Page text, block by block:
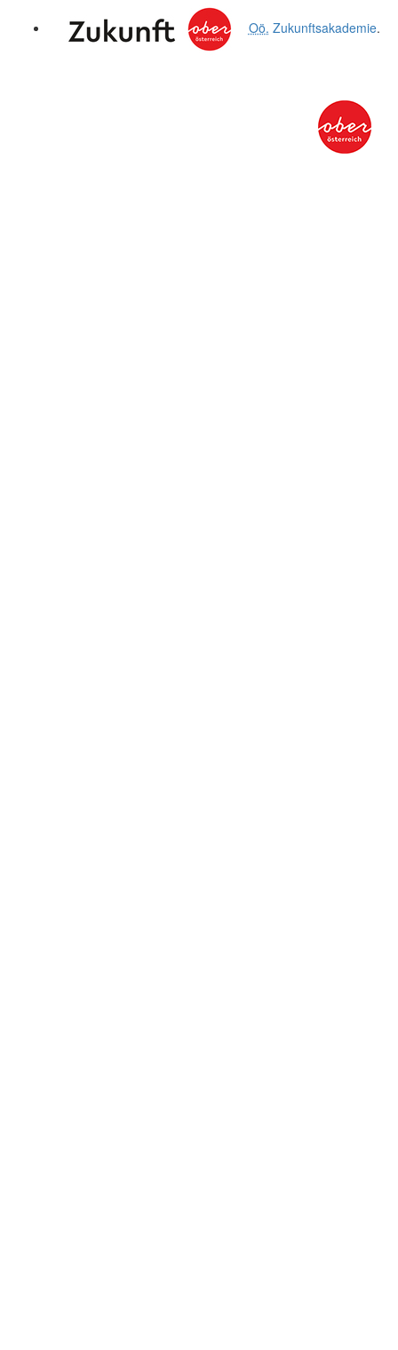
Oö. Zukunftsakademie.